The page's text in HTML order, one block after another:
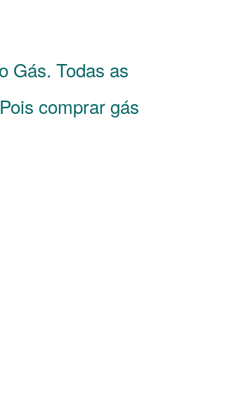
Gás. Todas as
comprar gás